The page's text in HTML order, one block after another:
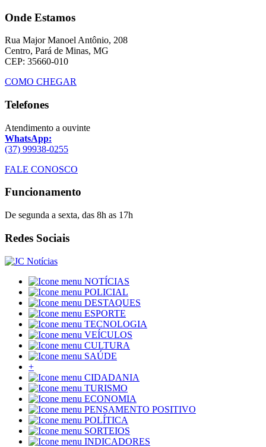
Onde Estamos
Rua Major Manoel Antônio, 208
Centro, Pará de Minas, MG
CEP: 35660-010
COMO CHEGAR
Telefones
Atendimento a ouvinte
WhatsApp:
(37) 99938-0255
FALE CONOSCO
Funcionamento
De segunda a sexta, das 8h as 17h
Redes Sociais
NOTÍCIAS
POLICIAL
DESTAQUES
ESPORTE
TECNOLOGIA
VEÍCULOS
CULTURA
SAÚDE
+
CIDADANIA
TURISMO
ECONOMIA
PENSAMENTO POSITIVO
POLÍTICA
SORTEIOS
INDICADORES